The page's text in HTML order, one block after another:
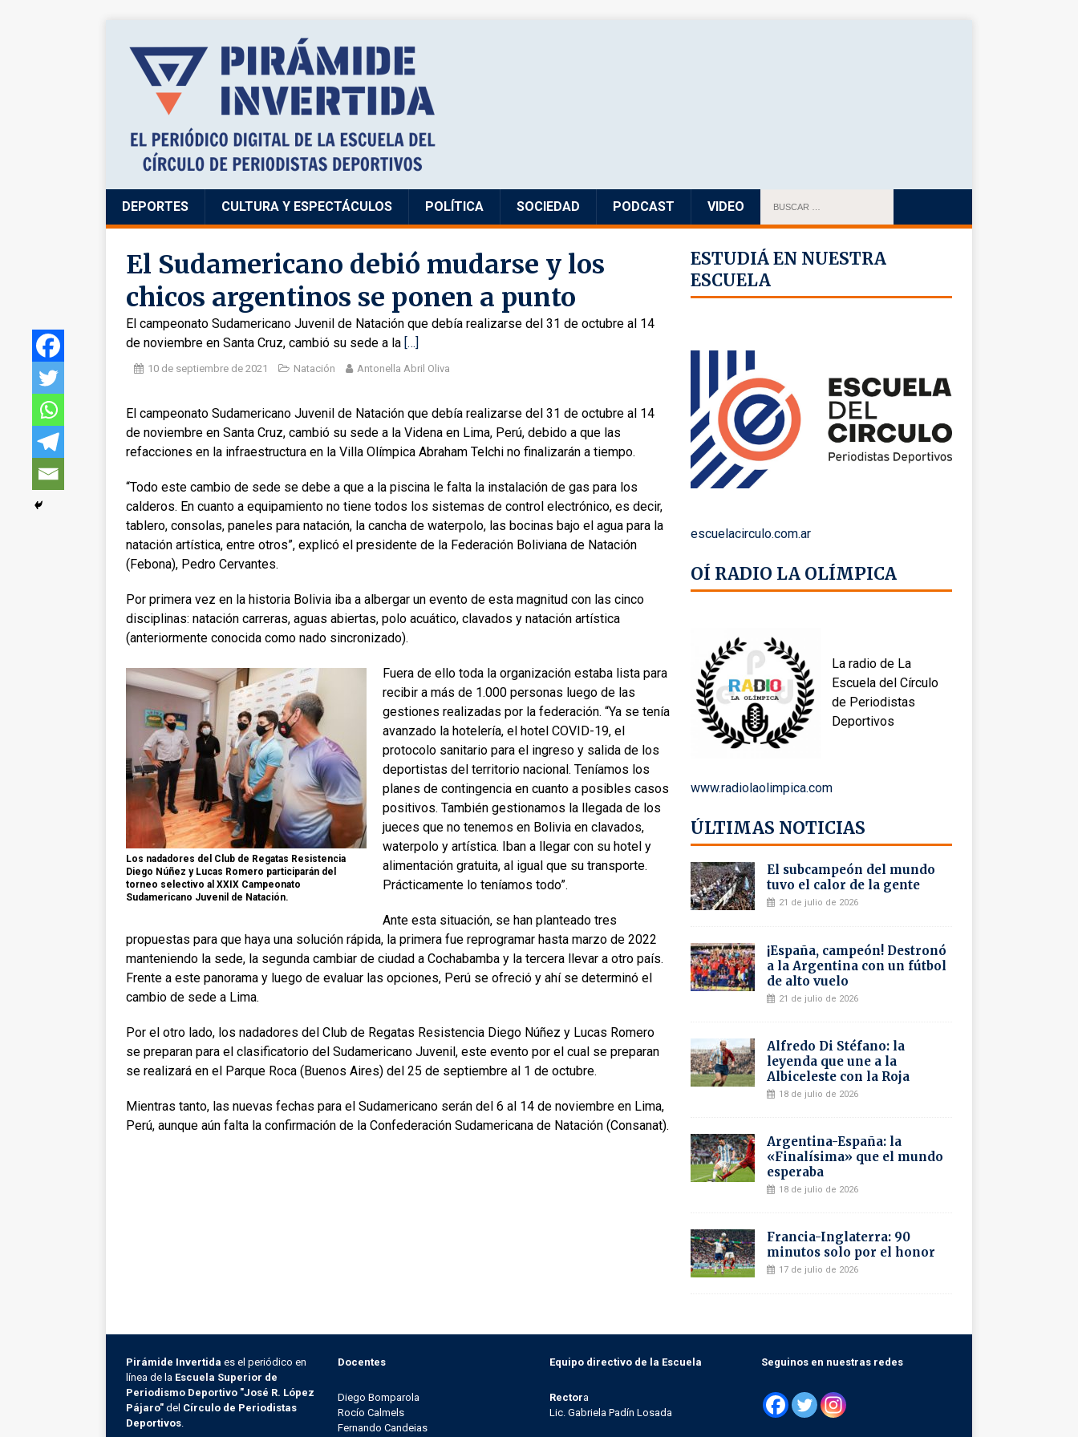
DEPORTES CULTURA Y ESPECTÁCULOS POLÍTICA SOCIEDAD PODCAST VIDEO
El Sudamericano debió mudarse y los
chicos argentinos se ponen a punto
El campeonato Sudamericano Juvenil de Natación que debía realizarse del 31 de octubre al 14
de noviembre en Santa Cruz, cambió su sede a la […]
10 de septiembre de 2021 Natación Antonella Abril Oliva
El campeonato Sudamericano Juvenil de Natación que debía realizarse del 31 de octubre al 14
de noviembre en Santa Cruz, cambió su sede a la Videna en Lima, Perú, debido a que las
refacciones en la infraestructura en la Villa Olímpica Abraham Telchi no finalizarán a tiempo.
“Todo este cambio de sede se debe a que a la piscina le falta la instalación de gas para los
calderos. En cuanto a equipamiento no tiene todos los sistemas de control electrónico, es decir,
tablero, consolas, paneles para natación, la cancha de waterpolo, las bocinas bajo el agua para la
natación artística, entre otros”, explicó el presidente de la Federación Boliviana de Natación
(Febona), Pedro Cervantes.
Por primera vez en la historia Bolivia iba a albergar un evento de esta magnitud con las cinco
disciplinas: natación carreras, aguas abiertas, polo acuático, clavados y natación artística
(anteriormente conocida como nado sincronizado).
Los nadadores del Club de Regatas Resistencia
Diego Núñez y Lucas Romero participarán del
torneo selectivo al XXIX Campeonato
Sudamericano Juvenil de Natación.
Fuera de ello toda la organización estaba lista para
recibir a más de 1.000 personas luego de las
gestiones realizadas por la federación. “Ya se tenía
avanzado la hotelería, el hotel COVID-19, el
protocolo sanitario para el ingreso y salida de los
deportistas del territorio nacional. Teníamos los
planes de contingencia en cuanto a posibles casos
positivos. También gestionamos la llegada de los
jueces que no tenemos en Bolivia en clavados,
waterpolo y artística. Iban a llegar con su hotel y
alimentación gratuita, al igual que su transporte.
Prácticamente lo teníamos todo”.
Ante esta situación, se han planteado tres
propuestas para que haya una solución rápida, la primera fue reprogramar hasta marzo de 2022
manteniendo la sede, la segunda cambiar de ciudad a Cochabamba y la tercera llevar a otro país.
Frente a este panorama y luego de evaluar las opciones, Perú se ofreció y ahí se determinó el
cambio de sede a Lima.
Por el otro lado, los nadadores del Club de Regatas Resistencia Diego Núñez y Lucas Romero
se preparan para el clasificatorio del Sudamericano Juvenil, este evento por el cual se preparan
se realizará en el Parque Roca (Buenos Aires) del 25 de septiembre al 1 de octubre.
Mientras tanto, las nuevas fechas para el Sudamericano serán del 6 al 14 de noviembre en Lima,
Perú, aunque aún falta la confirmación de la Confederación Sudamericana de Natación (Consanat).
ESTUDIÁ EN NUESTRA
ESCUELA
escuelacirculo.com.ar
OÍ RADIO LA OLÍMPICA
La radio de La
Escuela del Círculo
de Periodistas
Deportivos
www.radiolaolimpica.com
ÚLTIMAS NOTICIAS
El subcampeón del mundo
tuvo el calor de la gente
21 de julio de 2026
¡España, campeón! Destronó
a la Argentina con un fútbol
de alto vuelo
21 de julio de 2026
Alfredo Di Stéfano: la
leyenda que une a la
Albiceleste con la Roja
18 de julio de 2026
Argentina-España: la
«Finalísima» que el mundo
esperaba
18 de julio de 2026
Francia-Inglaterra: 90
minutos solo por el honor
17 de julio de 2026
Pirámide Invertida es el periódico en
línea de la Escuela Superior de
Periodismo Deportivo "José R. López
Pájaro" del Círculo de Periodistas
Deportivos
Docentes
Diego Bomparola
Rocío Calmels
Fernando Candeias
Equipo directivo de la Escuela
Rectora
Lic. Gabriela Padín Losada
Seguinos en nuestras redes